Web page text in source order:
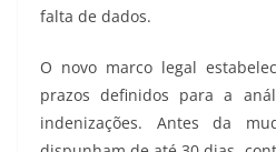
falta de dados.
O novo marco legal
prazos definidos para a
indenizações. Antes da